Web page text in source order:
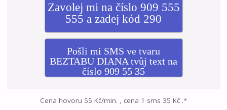
Zavolej mi na číslo 909 555
555 a zadej kód 290
Pošli mi SMS ve tvaru
BEZTABU DIANA tvůj text na
číslo 909 55 35
Cena hovoru 55 Kč/min. , cena 1 sms 35 Kč .*